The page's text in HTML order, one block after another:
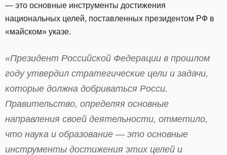
— это основные инструменты достижения
национальных целей, поставленных президентом РФ в
«майском» указе.
«Президент Российской Федерации в прошлом
году утвердил стратегические цели и задачи,
которые должна добриваться Росси.
Правительство, определяя основные
направления своей деятельности, отметило,
что наука и образование — это основные
инструменты достижения этих целей и